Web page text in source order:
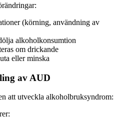
(körning, användning av
alkoholkonsumtion
om drickande
eller minska
av AUD
att utveckla alkoholbruksyndrom: